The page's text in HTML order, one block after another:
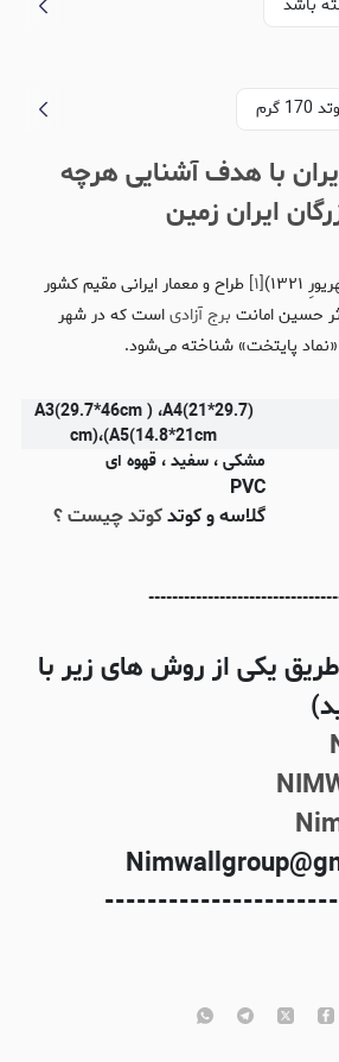
باشد
گرم
با هدف آشنایی هرچه
ایران زمین
[۱] طراح و معمار ایرانی مقیم کشور
حسین امانت برج آزادیاست که در شهر
«نماد پایتخت» شناخته می‌شود.
(A3(29.7*46cm ) ،A4(21*29.7
cm)،(A5(14.8*21cm
مشکی ، سفید ، قهوه ای
PVC
گلاسه و کوتدکوتد چیست ؟
یکی از روش های زیر با